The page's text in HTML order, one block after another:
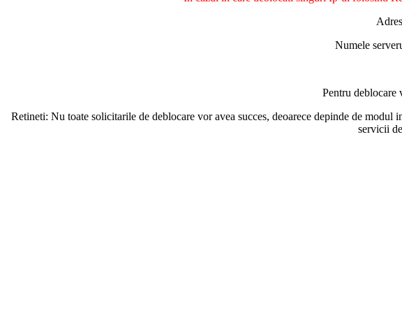
Numele
Pentru
Retineti: Nu toate solicitarile de deblocare vor avea succes, deoarece depinde de modul
servicii